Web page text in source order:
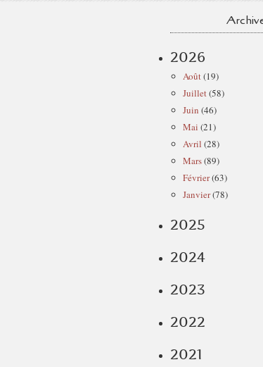
2026
Août(19)
Juillet(58)
Juin (46)
Mai (21)
Avril (28)
Mars(89)
Février(63)
Janvier(78)
2025
2024
2023
2022
2021